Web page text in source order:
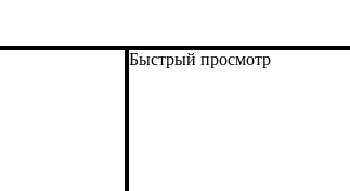
Быстрый просмотр